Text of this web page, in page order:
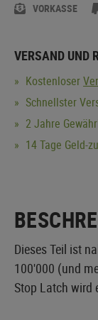
VORKASSE
VERSAND UND
Kostenloser
Schnellster
2 Jahre
14 Tage Geld-
Dieses Teil ist
100'000 (und
Stop Latch wird